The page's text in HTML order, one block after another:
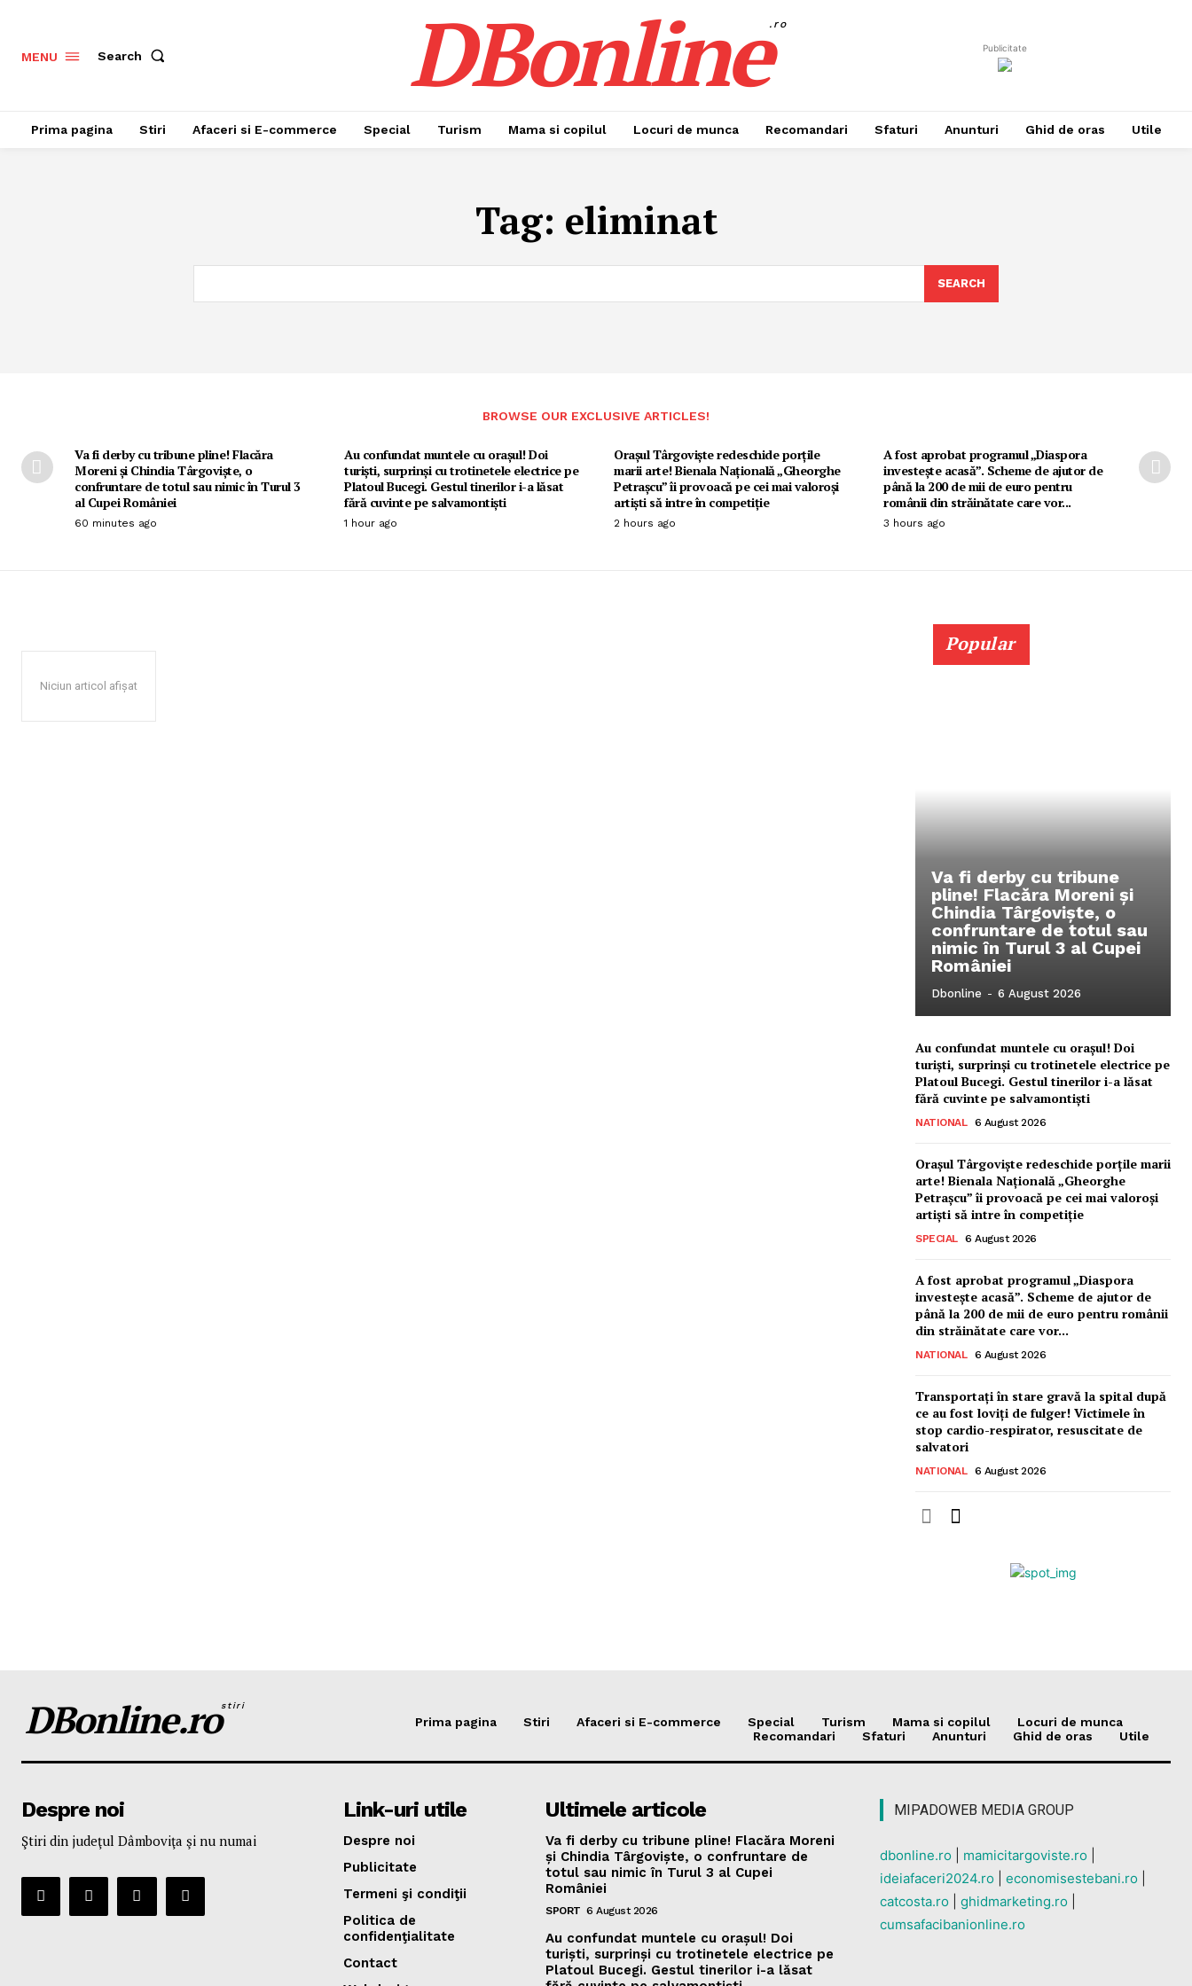
Ionuț Parghel
de 2
MENU Search DBonline.ro
Publicitate
Prima pagina Stiri Afaceri si E-commerce Special Turism Mama si copilul Locuri de munca Recomandari Sfaturi Anunturi Ghid de oras Utile
Tag: eliminat
SEARCH
BROWSE OUR EXCLUSIVE ARTICLES!
Va fi derby cu tribune pline! Flacăra
Moreni și Chindia Târgoviște, o
confruntare de totul sau nimic în Turul 3
al Cupei României
60 minutes ago
Au confundat muntele cu orașul! Doi
turiști, surprinși cu trotinetele electrice pe
Platoul Bucegi. Gestul tinerilor i-a lăsat
fără cuvinte pe salvamontiști
1 hour ago
Orașul Târgoviște redeschide porțile
marii arte! Bienala Națională „Gheorghe
Petrașcu” îi provoacă pe cei mai valoroși
artiști să intre în competiție
2 hours ago
A fost aprobat programul „Diaspora
investește acasă”. Scheme de ajutor de
până la 200 de mii de euro pentru
românii din străinătate care vor...
3 hours ago
Niciun articol afișat
Popular
Va fi derby cu tribune
pline! Flacăra Moreni și
Chindia Târgoviște, o
confruntare de totul sau
nimic în Turul 3 al Cupei
României
Dbonline - 6 August 2026
Au confundat muntele cu orașul! Doi
turiști, surprinși cu trotinetele electrice pe
Platoul Bucegi. Gestul tinerilor i-a lăsat
fără cuvinte pe salvamontiști
NATIONAL 6 August 2026
Orașul Târgoviște redeschide porțile marii
arte! Bienala Națională „Gheorghe
Petrașcu” îi provoacă pe cei mai valoroși
artiști să intre în competiție
SPECIAL 6 August 2026
A fost aprobat programul „Diaspora
investește acasă”. Scheme de ajutor de
până la 200 de mii de euro pentru românii
din străinătate care vor...
NATIONAL 6 August 2026
Transportați în stare gravă la spital după
ce au fost loviți de fulger! Victimele în
stop cardio-respirator, resuscitate de
salvatori
NATIONAL 6 August 2026
DBonline.rostiri
Prima pagina Stiri Afaceri si E-commerce Special Turism Mama si copilul
Locuri de munca
Recomandari
Sfaturi Anunturi Ghid de oras Utile
Despre noi
Ştiri din judeţul Dâmboviţa şi nu numai
Link-uri utile
Despre noi
Publicitate
Termeni şi condiţii
Politica de
confidenţialitate
Contact
Ultimele articole
Va fi derby cu tribune pline! Flacăra Moreni
și Chindia Târgoviște, o confruntare de
totul sau nimic în Turul 3 al Cupei
României
SPORT 6 August 2026
Au confundat muntele cu orașul! Doi
turiști, surprinși cu trotinetele electrice pe
Platoul Bucegi. Gestul tinerilor i-a lăsat
MIPADOWEB MEDIA GROUP
dbonline.ro mamicitargoviste.ro
ideiafaceri2024.ro
economisestebani.ro
catcosta.ro
ghidmarketing.ro
cumsafacibanionline.ro